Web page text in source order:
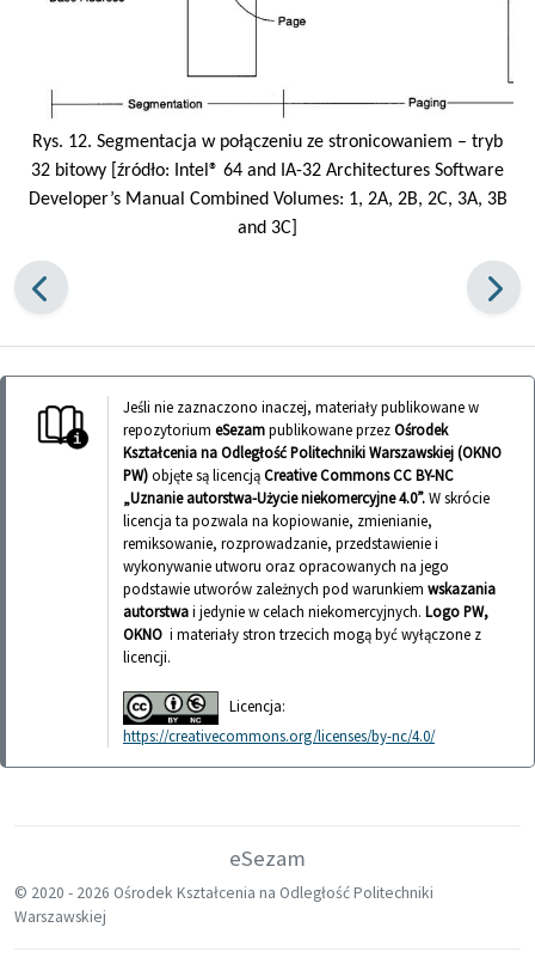
Rys. 12. Segmentacja w połączeniu ze stronicowaniem – tryb
32 bitowy [źródło: Intel® 64 and IA-32 Architectures Software
Developer’s Manual Combined Volumes: 1, 2A, 2B, 2C, 3A, 3B
and 3C]
Jeśli nie zaznaczono inaczej, materiały publikowane w
repozytorium eSezampublikowane przezOśrodek
Kształcenia na Odległość Politechniki Warszawskiej (OKNO
PW)objęte są licencjąCreative Commons CC BY-NC
„Uznanie autorstwa-Użycie niekomercyjne 4.0”.W skrócie
licencja ta pozwala na kopiowanie, zmienianie,
remiksowanie, rozprowadzanie, przedstawienie i
wykonywanie utworu oraz opracowanych na jego
podstawie utworów zależnych pod warunkiem wskazania
autorstwai jedynie w celach niekomercyjnych. Logo PW,
OKNO i materiały stron trzecich mogą być wyłączone z
licencji.
Licencja:
https://creativecommons.org/licenses/by-nc/4.0/
eSezam
© 2020 - 2026 Ośrodek Kształcenia na Odległość Politechniki
Warszawskiej